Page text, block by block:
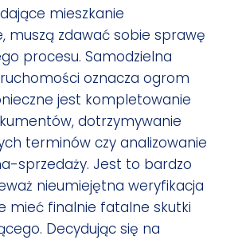
mieszkanie
muszą zdawać sobie sprawę
procesu. Samodzielna
oznacza ogrom
jest kompletowanie
dotrzymywanie
terminów czy analizowanie
sprzedaży. Jest to bardzo
nieumiejętna weryfikacja
mieć finalnie fatalne skutki
Decydując się na